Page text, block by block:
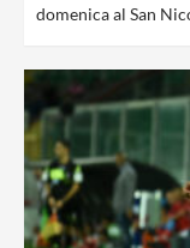
domenica al San